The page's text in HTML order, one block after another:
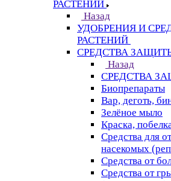
РАСТЕНИЙ
Назад
УДОБРЕНИЯ И
РАСТЕНИЙ
СРЕДСТВА
Назад
СРЕДСТВА
Биопрепараты
Вар, деготь,
Зелёное мыло
Краска,
Средства для
насекомых
Средства от
Средства от